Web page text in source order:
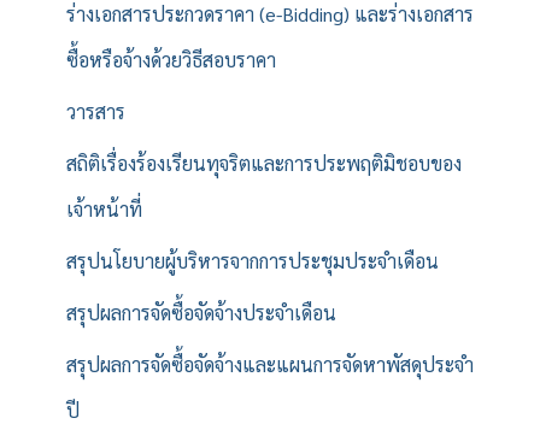
ร่างเอกสารประกวดราคา (e-Bidding) และร่างเอกสาร
ซื้อหรือจ้างด้วยวิธีสอบราคา
วารสาร
สถิติเรื่องร้องเรียนทุจริตและการประพฤติมิชอบของ
เจ้าหน้าที่
สรุปนโยบายผู้บริหารจากการประชุมประจำเดือน
สรุปผลการจัดซื้อจัดจ้างประจำเดือน
สรุปผลการจัดซื้อจัดจ้างและแผนการจัดหาพัสดุประจำ
ปี